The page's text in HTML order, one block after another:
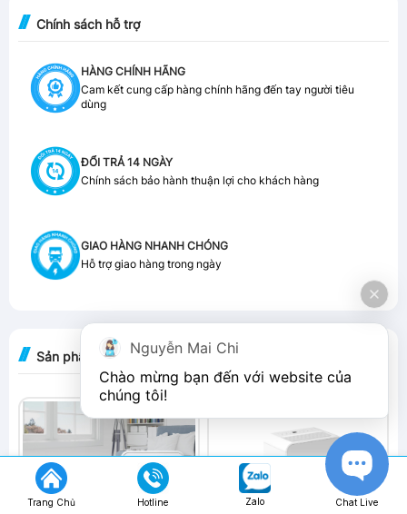
Chính sách hỗ trợ
HÀNG CHÍNH HÃNG
Cam kết cung cấp hàng chính hãng đến tay người tiêu
dùng
ĐỔI TRẢ 14 NGÀY
Chính sách bảo hành thuận lợi cho khách hàng
GIAO HÀNG NHANH CHÓNG
Hỗ trợ giao hàng trong ngày
Sản phẩm liên quan
-21%
Trang Chủ Hotline Zalo Chat Live
Nguyễn Mai Chi
Chào mừng bạn đến với website của
chúng tôi!